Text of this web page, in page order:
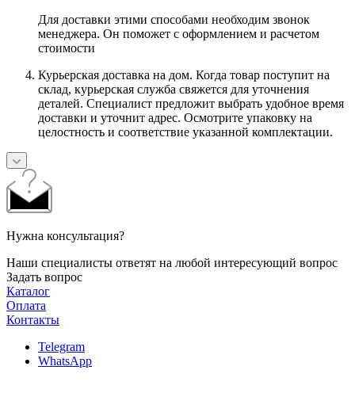
Для доставки этими способами необходим звонок
менеджера. Он поможет с оформлением и расчетом
стоимости
Курьерская доставка на дом. Когда товар поступит на
склад, курьерская служба свяжется для уточнения
деталей. Специалист предложит выбрать удобное время
доставки и уточнит адрес. Осмотрите упаковку на
целостность и соответствие указанной комплектации.
Нужна консультация?
Наши специалисты ответят на любой интересующий вопрос
Задать вопрос
Каталог
Оплата
Контакты
Telegram
WhatsApp